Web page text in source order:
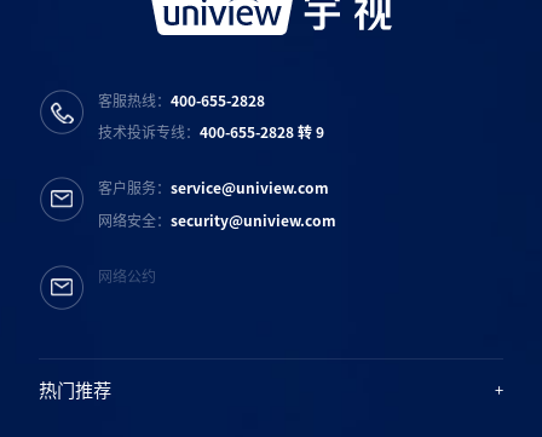
热门推荐
客服热线：400-655-2828
技术投诉专线：400-655-2828 转 9
客户服务：service@uniview.com
网络安全：security@uniview.com
网络公约